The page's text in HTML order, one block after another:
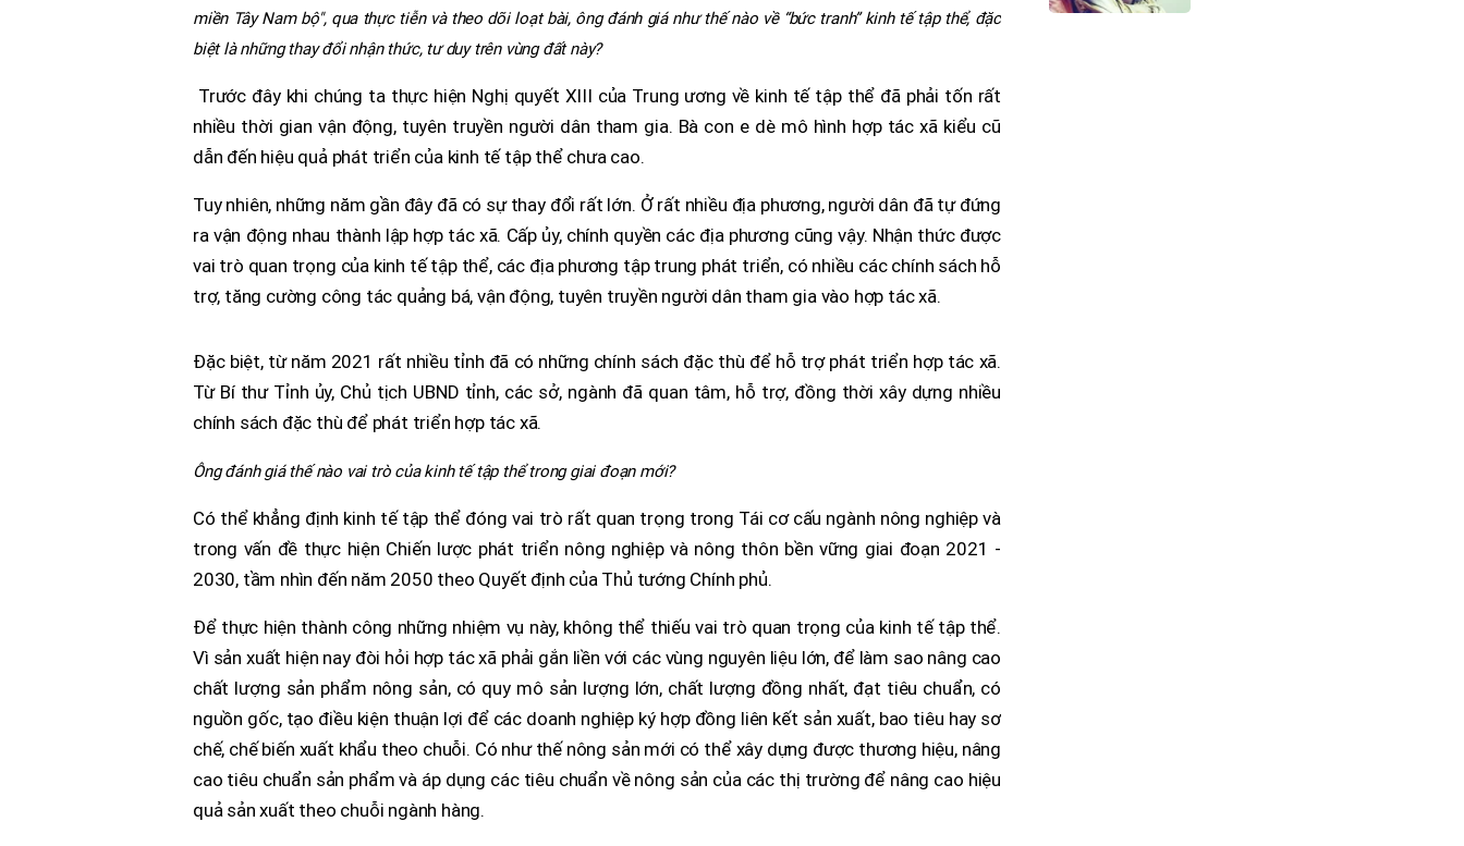
miền Tây Nam bộ", qua thực tiễn và theo dõi loạt bài, ông đánh giá như thế nào về “bức tranh” kinh tế tập thể, đặc
biệt là những thay đổi nhận thức, tư duy trên vùng đất này?
Trước đây khi chúng ta thực hiện Nghị quyết XIII của Trung ương về kinh tế tập thể đã phải tốn rất
nhiều thời gian vận động, tuyên truyền người dân tham gia. Bà con e dè mô hình hợp tác xã kiểu cũ
dẫn đến hiệu quả phát triển của kinh tế tập thể chưa cao.
Tuy nhiên, những năm gần đây đã có sự thay đổi rất lớn. Ở rất nhiều địa phương, người dân đã tự đứng
ra vận động nhau thành lập hợp tác xã. Cấp ủy, chính quyền các địa phương cũng vậy. Nhận thức được
vai trò quan trọng của kinh tế tập thể, các địa phương tập trung phát triển, có nhiều các chính sách hỗ
trợ, tăng cường công tác quảng bá, vận động, tuyên truyền người dân tham gia vào hợp tác xã.
Đặc biệt, từ năm 2021 rất nhiều tỉnh đã có những chính sách đặc thù để hỗ trợ phát triển hợp tác xã.
Từ Bí thư Tỉnh ủy, Chủ tịch UBND tỉnh, các sở, ngành đã quan tâm, hỗ trợ, đồng thời xây dựng nhiều
chính sách đặc thù để phát triển hợp tác xã.
Ông đánh giá thế nào vai trò của kinh tế tập thể trong giai đoạn mới?
Có thể khẳng định kinh tế tập thể đóng vai trò rất quan trọng trong Tái cơ cấu ngành nông nghiệp và
trong vấn đề thực hiện Chiến lược phát triển nông nghiệp và nông thôn bền vững giai đoạn 2021 -
2030, tầm nhìn đến năm 2050 theo Quyết định của Thủ tướng Chính phủ.
Để thực hiện thành công những nhiệm vụ này, không thể thiếu vai trò quan trọng của kinh tế tập thể.
Vì sản xuất hiện nay đòi hỏi hợp tác xã phải gắn liền với các vùng nguyên liệu lớn, để làm sao nâng cao
chất lượng sản phẩm nông sản, có quy mô sản lượng lớn, chất lượng đồng nhất, đạt tiêu chuẩn, có
nguồn gốc, tạo điều kiện thuận lợi để các doanh nghiệp ký hợp đồng liên kết sản xuất, bao tiêu hay sơ
chế, chế biến xuất khẩu theo chuỗi. Có như thế nông sản mới có thể xây dựng được thương hiệu, nâng
cao tiêu chuẩn sản phẩm và áp dụng các tiêu chuẩn về nông sản của các thị trường để nâng cao hiệu
quả sản xuất theo chuỗi ngành hàng.